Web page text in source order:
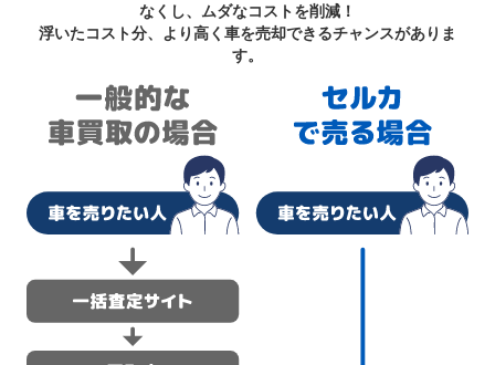
なくし、ムダなコストを削減！
浮いたコスト分、より高く車を売却できるチャンスがありま
す。